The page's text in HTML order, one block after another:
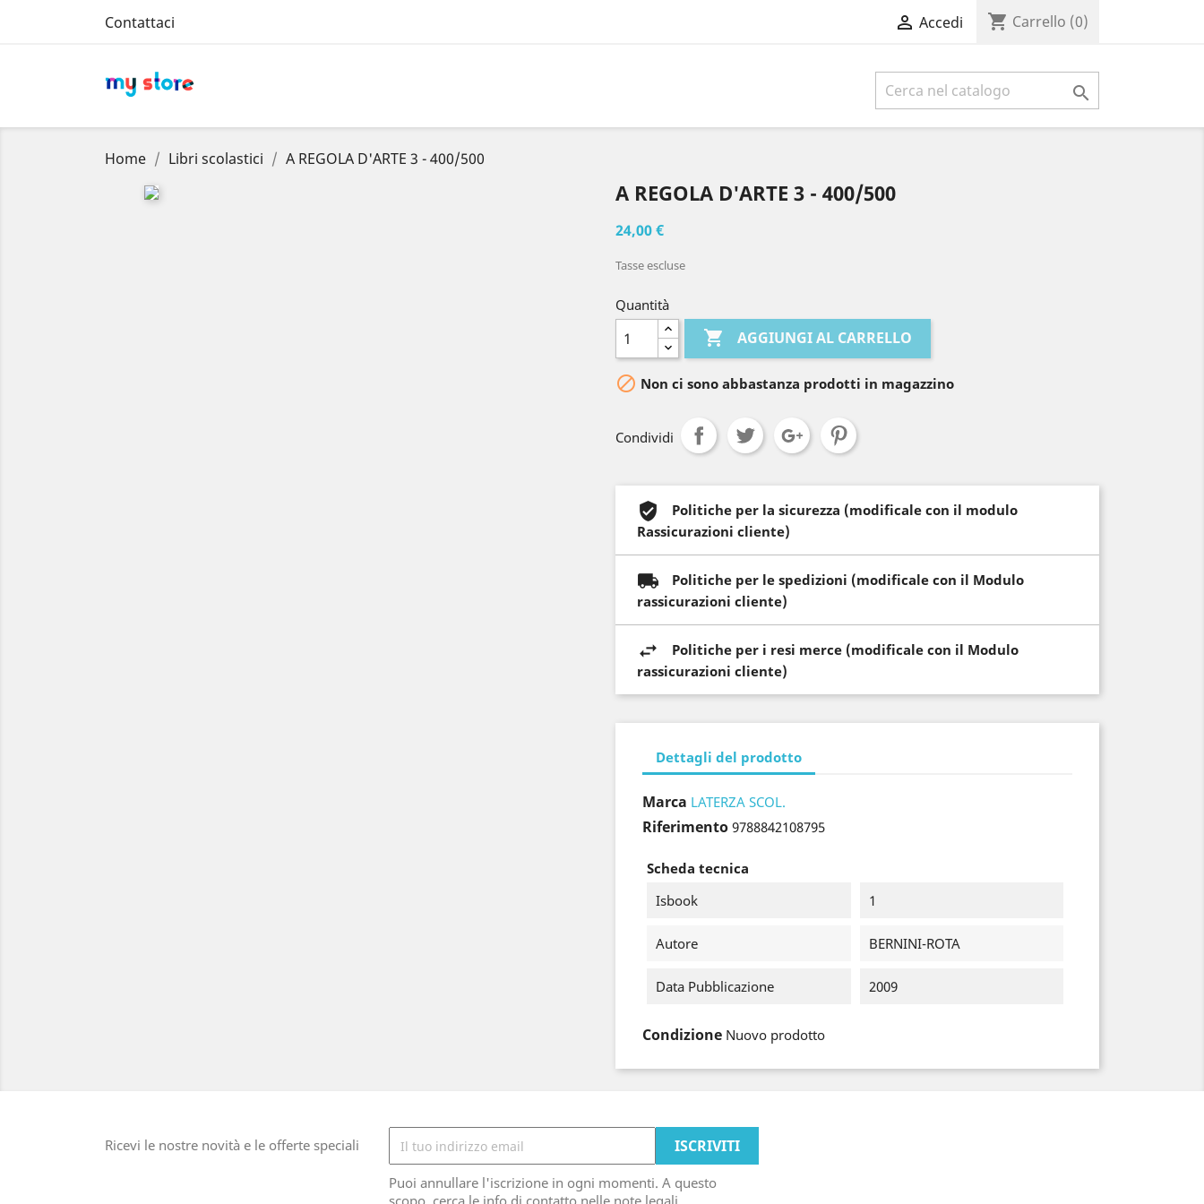
Contattaci  Accedi shopping_cart Carrello (0)

Home Libri scolastici A REGOLA D'ARTE 3 - 400/500
A REGOLA D'ARTE 3 - 400/500
24,00 €
Tasse escluse
Quantità
 AGGIUNGI AL CARRELLO
 Non ci sono abbastanza prodotti in magazzino
Condividi
Politiche per la sicurezza (modificale con il modulo
Rassicurazioni cliente)
Politiche per le spedizioni (modificale con il Modulo
rassicurazioni cliente)
Politiche per i resi merce (modificale con il Modulo
rassicurazioni cliente)
Dettagli del prodotto
Marca LATERZA SCOL.
Riferimento 9788842108795
Scheda tecnica
Isbook
1
Autore BERNINI-ROTA
Data Pubblicazione 2009
Condizione Nuovo prodotto
Ricevi le nostre novità e le offerte speciali
Puoi annullare l'iscrizione in ogni momenti. A questo
scopo, cerca le info di contatto nelle note legali.